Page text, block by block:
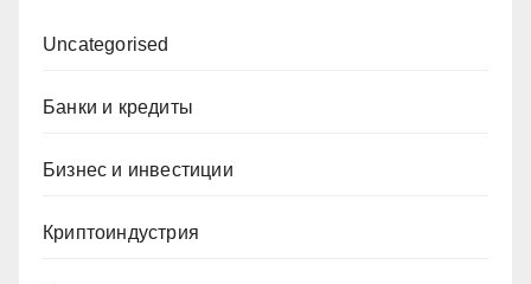
Uncategorised
Банки и кредиты
Бизнес и инвестиции
Криптоиндустрия